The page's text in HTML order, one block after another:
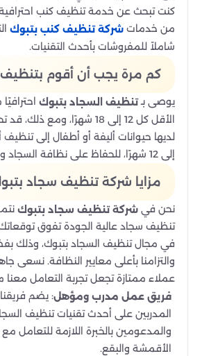
كنت تبحث عن خدمة تنظيف كنب
من خدمات شركة تنظيف كنب بتبوك
شاملاً للمفروشات بأحدث التقنيات.
كم مرة يجب أن أقوم بتنظيف
يوصى بـتنظيف السجاد بتبوك
الأقل كل 12 إلى 18 شهرًا، ومع
إلى 12 شهرًا، للحفاظ على نظافة السجاد وصحة البيئة.
مزايا شركة تنظيف سجاد
نحن في شركة تنظيف سجاد بتبوك
تنظيف سجاد عالية الجودة تفوق توقعاتك.
في مجال تنظيف السجاد بتبوك، وذلك
والتزامنا بأعلى معايير النظافة. نسعى
عملاء ممتازة تجعل تجربة التعامل
فريق عمل مدرب ومؤهل: يضم
المدربين على أحدث تقنيات تنظيف
والمدعومين بالخبرة اللازمة للتعامل
الأقمشة والبقع.